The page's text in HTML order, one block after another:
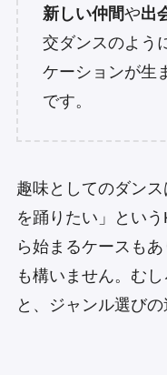
新しい仲間や出
交ダンスのよう
ケーションが生
です。
趣味としてのダン
を踊りたい」とい
ら始まるケースも
も構いません。む
と、ジャンル選び